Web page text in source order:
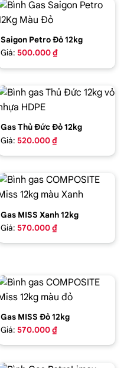
Saigon Petro Đỏ 12kg
Giá: 500.000 ₫
Gas Thủ Đức Đỏ 12kg
Giá: 520.000 ₫
Gas MISS Xanh 12kg
Giá: 570.000 ₫
Gas MISS Đỏ 12kg
Giá: 570.000 ₫